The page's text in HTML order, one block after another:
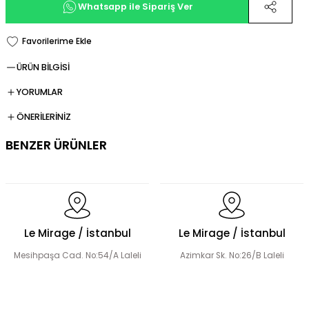
Whatsapp ile Sipariş Ver
ÜRÜN BİLGİSİ
YORUMLAR
ÖNERİLERİNİZ
BENZER ÜRÜNLER
Le Mirage / İstanbul
Mesihpaşa Cad. No:54/A Laleli
Le Mirage / İstanbul
Azimkar Sk. No:26/B Laleli